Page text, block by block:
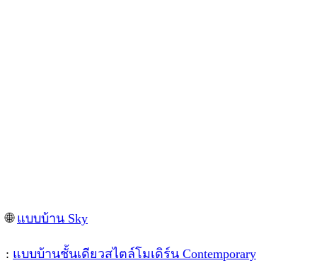
🌐 แบบบ้าน Sky
: แบบบ้านชั้นเดียวสไตล์โมเดิร์น Contemporary